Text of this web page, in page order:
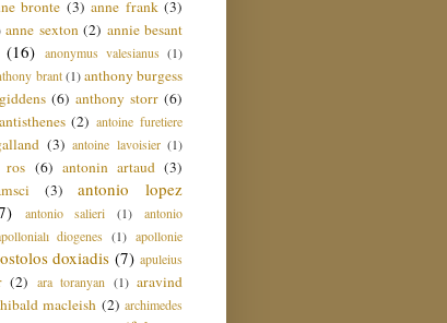
bronte (3) anne frank (3)
anne sexton (2) annie besant
(16) anonymus valesianus (1)
brant (1) anthony burgess
(6) anthony storr (6)
antisthenes (2) antoine furetiere
(3) antoine lavoisier (1)
ros (6) antonin artaud (3)
(3)
antonio lopez
antonio salieri (1)
antonio
diogenes (1) apollonie
doxiadis (7) apuleius
(2) ara toranyan (1) aravind
macleish (2) archimedes